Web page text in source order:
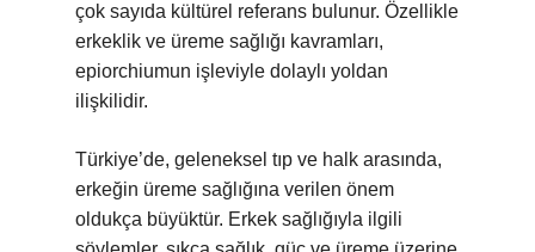
çok sayıda kültürel referans bulunur. Özellikle
erkeklik ve üreme sağlığı kavramları,
epiorchiumun işleviyle dolaylı yoldan
ilişkilidir.
Türkiye’de, geleneksel tıp ve halk arasında,
erkeğin üreme sağlığına verilen önem
oldukça büyüktür. Erkek sağlığıyla ilgili